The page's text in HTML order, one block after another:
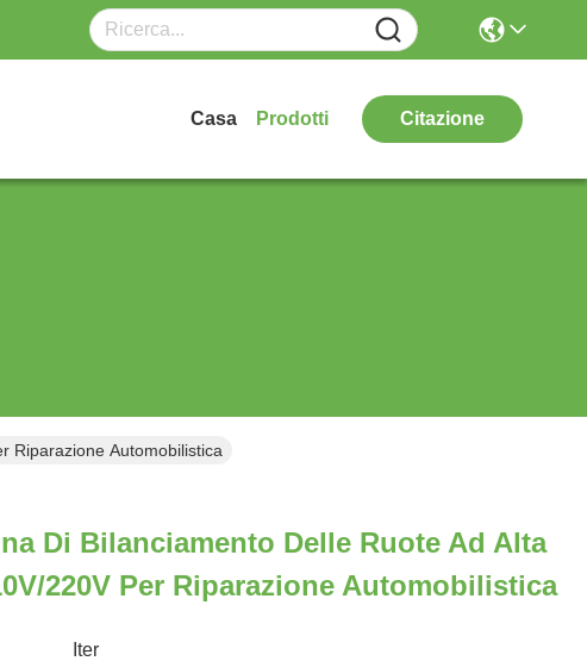
Casa Prodotti Citazione
Riparazione Automobilistica
Di Bilanciamento Delle Ruote Ad Alta
220V Per Riparazione Automobilistica
Iter